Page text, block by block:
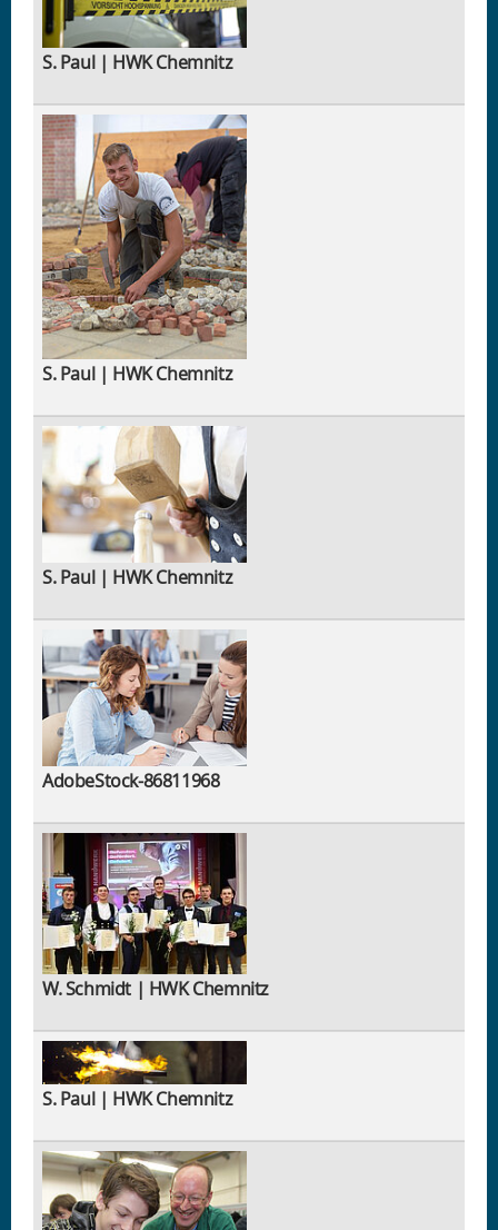
S. Paul | HWK Chemnitz
S. Paul | HWK Chemnitz
S. Paul | HWK Chemnitz
AdobeStock-86811968
W. Schmidt | HWK Chemnitz
S. Paul | HWK Chemnitz